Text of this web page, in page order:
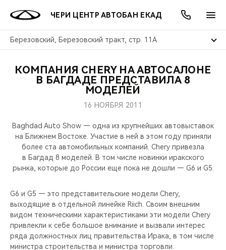
ЧЕРИ ЦЕНТР АВТОБАН ЕКАД
Березовский, Березовский тракт, стр. 11А
МОДЕЛИ
КРОССОВЕРЫ
СЕДАНЫ
НОВИНКИ
ПОКУПАТЕЛЯМ
КРЕДИТ И СТРАХОВАНИЕ
ВЛАДЕЛЬЦАМ
ЗАПЧАСТИ И АКСЕССУАРЫ
ПОДДЕРЖКА
МИР CHERY
О БРЕНДЕ
CHERY В СОЦСЕТЯХ
БЛАГОТВОРИТЕЛЬНОСТЬ
CHERY REMOTE
АКЦИИ
ОНЛАЙН СЕРВИСЫ
КРЕДИТ
О КОМПАНИИ
МЫ В СОЦСЕТЯХ
КОМПАНИЯ CHERY НА АВТОСАЛОНЕ
В БАГДАДЕ ПРЕДСТАВИЛА 8
МОДЕЛЕЙ
16 НОЯБРЯ 2011
Baghdad Auto Show — одна из крупнейших автовыставок
на Ближнем Востоке. Участие в ней в этом году приняли
более ста автомобильных компаний. Chery привезла
в Багдад 8 моделей. В том числе новинки иракского
рынка, которые до России еще пока не дошли — G6 и G5.
G6 и G5 — это представительские модели Chery,
выходящие в отдельной линейке Riich. Своим внешним
видом техническими характеристиками эти модели Chery
привлекли к себе большое внимание и вызвали интерес
ряда должностных лиц правительства Ирака, в том числе
министра строительства и министра торговли.